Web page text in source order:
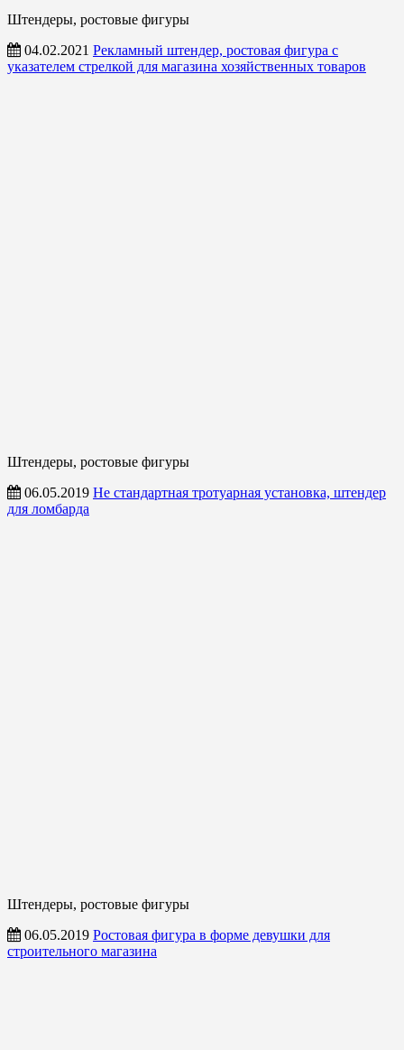
Штендеры, ростовые фигуры
04.02.2021 Рекламный штендер, ростовая фигура с
указателем стрелкой для магазина хозяйственных товаров
Штендеры, ростовые фигуры
06.05.2019 Не стандартная тротуарная установка, штендер
для ломбарда
Штендеры, ростовые фигуры
06.05.2019 Ростовая фигура в форме девушки для
строительного магазина